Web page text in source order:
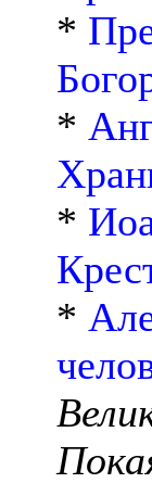
*
*
*
*